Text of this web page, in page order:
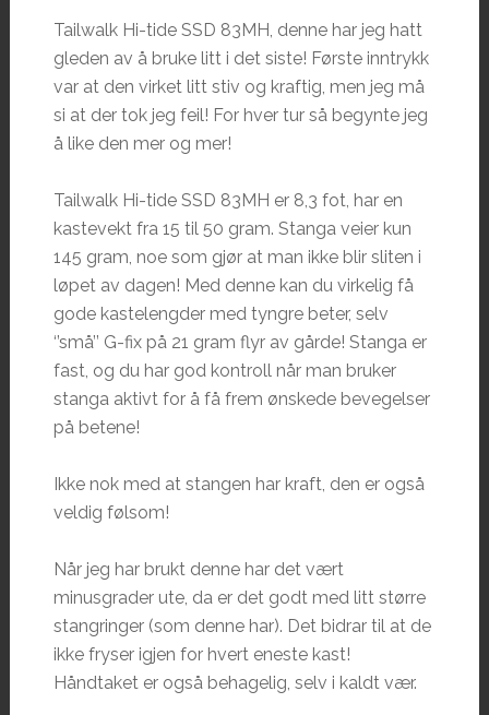
Tailwalk Hi-tide SSD 83MH, denne har jeg hatt
gleden av å bruke litt i det siste! Første inntrykk
var at den virket litt stiv og kraftig, men jeg må
si at der tok jeg feil! For hver tur så begynte jeg
å like den mer og mer!
Tailwalk Hi-tide SSD 83MH er 8,3 fot, har en
kastevekt fra 15 til 50 gram. Stanga veier kun
145 gram, noe som gjør at man ikke blir sliten i
løpet av dagen! Med denne kan du virkelig få
gode kastelengder med tyngre beter, selv
‘’små’’ G-fix på 21 gram flyr av gårde! Stanga er
fast, og du har god kontroll når man bruker
stanga aktivt for å få frem ønskede bevegelser
på betene!
Ikke nok med at stangen har kraft, den er også
veldig følsom!
Når jeg har brukt denne har det vært
minusgrader ute, da er det godt med litt større
stangringer (som denne har). Det bidrar til at de
ikke fryser igjen for hvert eneste kast!
Håndtaket er også behagelig, selv i kaldt vær.